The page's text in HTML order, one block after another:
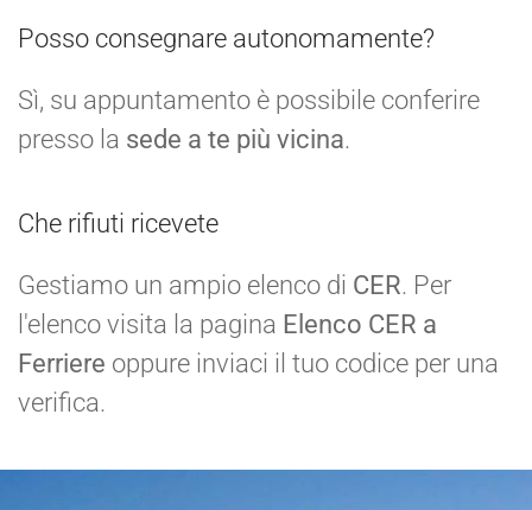
Posso consegnare autonomamente?
Sì, su appuntamento è possibile conferire
presso la sede a te più vicina.
Che rifiuti ricevete
Gestiamo un ampio elenco di CER. Per
l'elenco visita la pagina Elenco CER a
Ferriere oppure inviaci il tuo codice per una
verifica.